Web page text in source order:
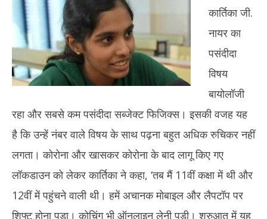
कार्तिका जी.
नायर का
पसंदीदा
विषय
बायोलॉजी
रहा और सबसे कम पसंदीदा सब्जेक्ट फिजिक्स। इसकी वजह यह
है कि उन्हें नंबर वाले विषय के साथ पढ़ना बहुत अधिक रुचिकर नहीं
लगता। कोरोना और खासकर कोरोना के बाद लागू किए गए
लॉकडाउन को लेकर कार्तिका ने कहा, ‘तब मैं 11वीं कक्षा में थी और
12वीं में पहुंचने वाली थी। हमें अचानक मोबाइल और लैपटॉप पर
शिफ्ट होना पड़ा। कोचिंग भी ऑनलाइन लेनी पड़ी। शुरुआत में यह